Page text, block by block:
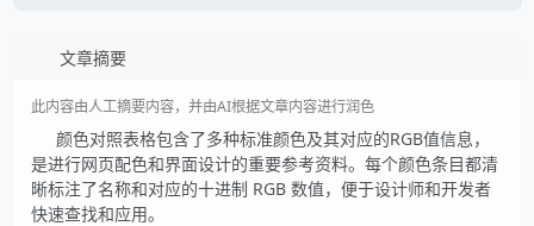
文章摘要
此内容由人工摘要内容，并由AI根据文章内容进行润色
颜色对照表格包含了多种标准颜色及其对应的RGB值信息，
是进行网页配色和界面设计的重要参考资料。每个颜色条目都清
晰标注了名称和对应的十进制 RGB 数值，便于设计师和开发者
快速查找和应用。